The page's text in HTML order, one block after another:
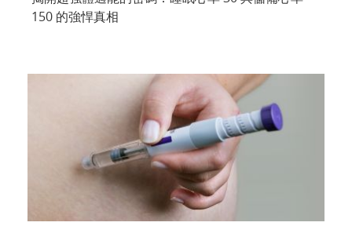
150 的強悍真相